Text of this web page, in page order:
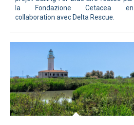
la Fondazione Cetacea en
collaboration avec Delta Rescue.